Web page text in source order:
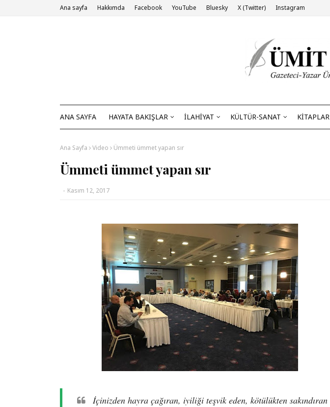
Ana sayfa Hakkımda Facebook YouTube Bluesky X (Twitter) Instagram
ANA SAYFA HAYATA BAKIŞLAR İLAHİYAT KÜLTÜR-SANAT KİTAPLAR
Ana Sayfa Video Ümmeti ümmet yapan sır
Ümmeti ümmet yapan sır
- Kasım 12, 2017
İçinizden hayra çağıran, iyiliği teşvik eden, kötülükten sakındıran